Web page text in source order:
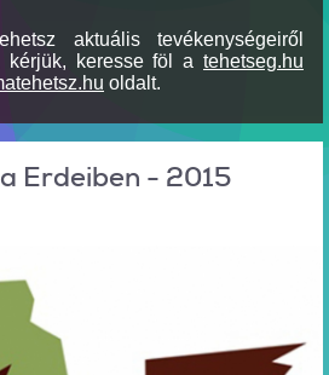
aktuális tevékenységeiről
kérjük, keresse föl a tehetseg.hu
oldalt.
Erdeiben - 2015